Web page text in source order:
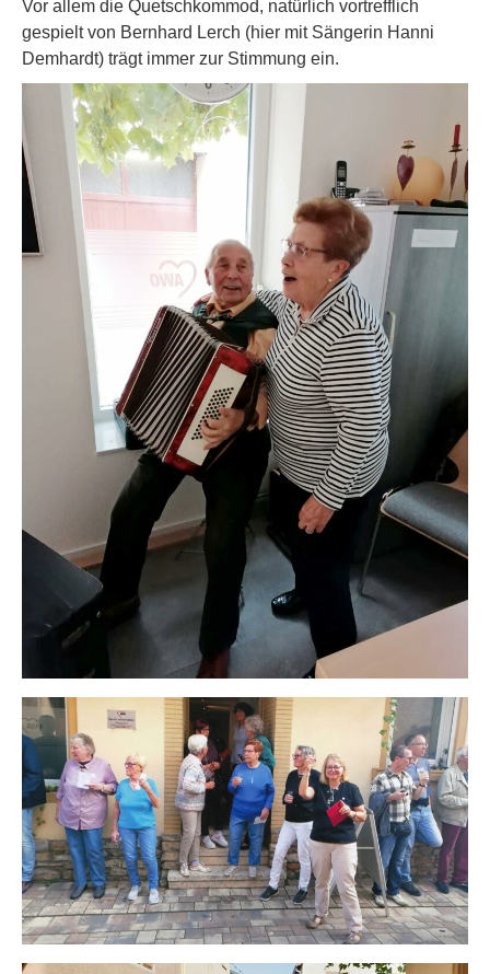
Vor allem die Quetschkommod, natürlich vortrefflich
gespielt von Bernhard Lerch (hier mit Sängerin Hanni
Demhardt) trägt immer zur Stimmung ein.